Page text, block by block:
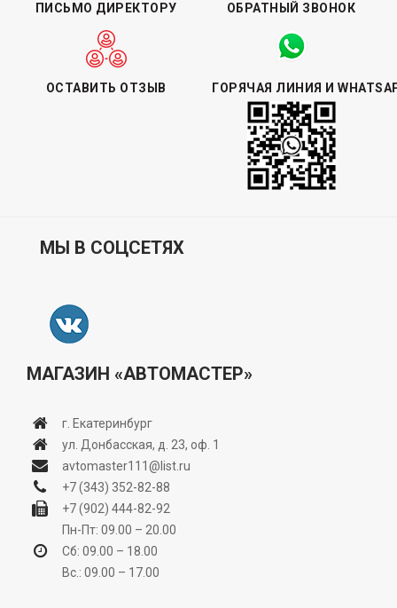
ПИСЬМО ДИРЕКТОРУ ОБРАТНЫЙ ЗВОНОК
ОСТАВИТЬ ОТЗЫВ ГОРЯЧАЯ ЛИНИЯ И
МЫ В СОЦСЕТЯХ
МАГАЗИН «АВТОМАСТЕР»
г. Екатеринбург
ул. Донбасская, д. 23, оф. 1
avtomaster111@list.ru
+7 (343) 352-82-88
+7 (902) 444-82-92
Пн-Пт: 09.00 – 20.00
Сб: 09.00 – 18.00
Вс.: 09.00 – 17.00